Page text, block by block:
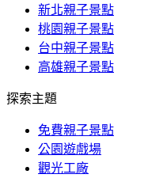
新北親子景點
桃園親子景點
台中親子景點
高雄親子景點
探索主題
免費親子景點
公園遊戲場
觀光工廠